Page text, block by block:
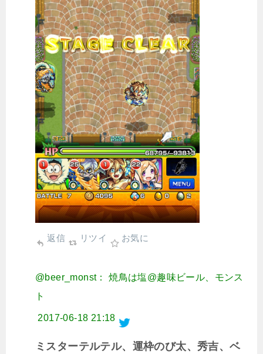
返信 リツイ お気に
@beer_monst： 焼鳥は塩@趣味ビール、モンス
ト
2017-06-18 21:18
ミスターテルテル、運枠のび太、秀吉、ベ